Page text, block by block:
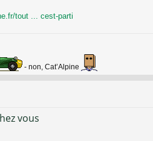
tout ... cest-parti
- non, Cat’Alpine
vous